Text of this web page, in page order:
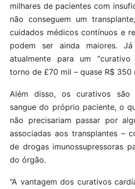
milhares de pacientes com
não conseguem um
cuidados médicos contínuos e
podem ser ainda maiores.
atualmente para um
torno de £70 mil – quase R$ 350
Além disso, os curativos
sangue do próprio paciente, o
não precisariam passar por
associadas aos transplantes –
de drogas imunossupressoras
do órgão.
“A vantagem dos curativos